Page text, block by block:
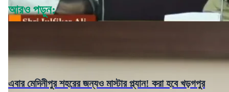
আরও পড়ুন:
এবার মেদিনীপুর শহরের জন্যও মাস্টার প্ল্যান! করা হবে খড়গপুর